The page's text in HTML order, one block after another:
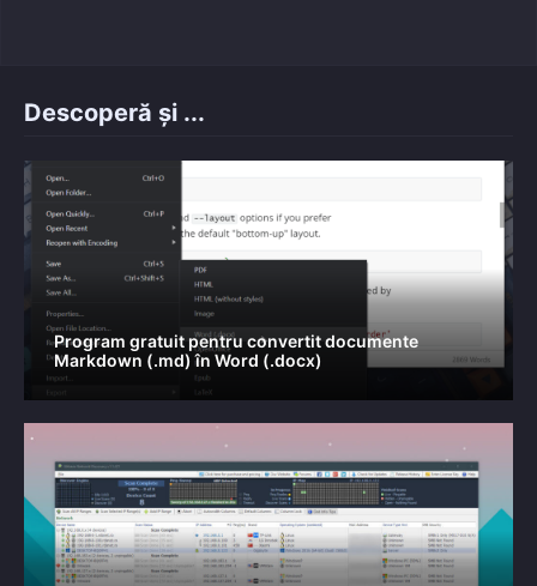
Descoperă și ...
Program gratuit pentru convertit documente
Markdown (.md) în Word (.docx)